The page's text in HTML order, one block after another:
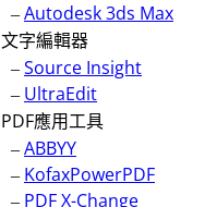
–Autodesk 3ds Max
文字編輯器
–Source Insight
– UltraEdit
PDF應用工具
–ABBYY
– KofaxPowerPDF
– PDF X-Change